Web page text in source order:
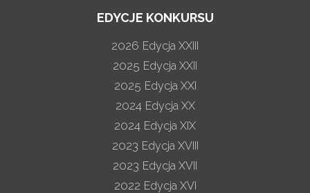
EDYCJE KONKURSU
2026 Edycja XXIII
2025 Edycja XXII
2025 Edycja XXI
2024 Edycja XX
2024 Edycja XIX
2023 Edycja XVIII
2023 Edycja XVII
2022 Edycja XVI